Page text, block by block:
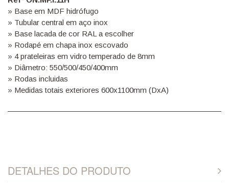
» Base em MDF hidrófugo
» Tubular central em aço inox
» Base lacada de cor RAL a escolher
» Rodapé em chapa inox escovado
» 4 prateleiras em vidro temperado de 8mm
» Diâmetro: 550/500/450/400mm
» Rodas incluidas
» Medidas totais exteriores 600x1100mm (DxA)
DETALHES DO PRODUTO